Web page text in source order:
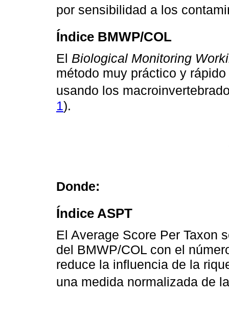
por sensibilidad a los
Índice BMWP/COL
El Biological Monitoring
método muy práctico y
usando los
1).
Donde:
Índice ASPT
El Average Score Per Taxon
del BMWP/COL con el
reduce la influencia de la
una medida normalizada de